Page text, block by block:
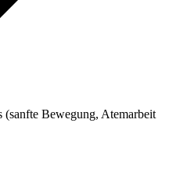
Bewegung, Atemarbeit